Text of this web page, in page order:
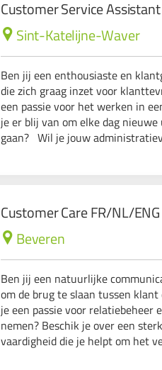
Customer Service
Sint-Katelijne-Waver
Ben jij een enthousiaste en
die zich graag inzet voor
een passie voor het werken in
je er blij van om elke dag
gaan? Wil je jouw
Customer Care FR/NL/
Beveren
Ben jij een natuurlijke
om de brug te slaan tussen
je een passie voor
nemen? Beschik je over een
vaardigheid die je helpt om het